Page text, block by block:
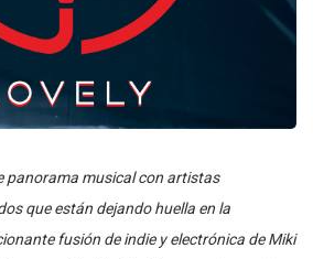
panorama musical con artistas
que están dejando huella en la
fusión de indie y electrónica de Miki